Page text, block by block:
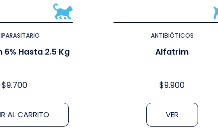
6% Hasta 2.5 Kg
$9.700
AL CARRITO
ANTIBIÓTICOS
Alfatrim
$9.900
VER